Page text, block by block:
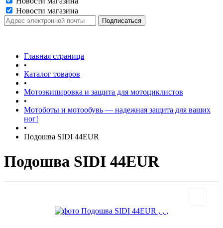
Новости магазина
Главная страница
•
Каталог товаров
•
Мотоэкипировка и защита для мотоциклистов
•
Мотоботы и мотообувь — надежная защита для ваших
ног!
•
Подошва SIDI 44EUR
Подошва SIDI 44EUR